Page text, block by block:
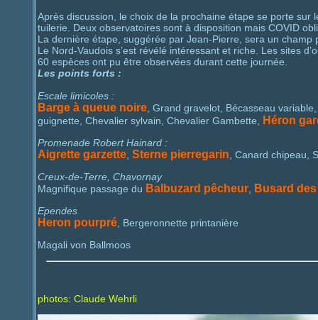
Après discussion, le choix de la prochaine étape se porte sur
tuilerie. Deux observatoires sont à disposition mais COVID
La dernière étape, suggérée par Jean-Pierre, sera un
Le Nord-Vaudois s’est révélé intéressant et riche. Les sites
60 espèces ont pu être observées durant cette journée.
Les points forts :
Escale limicoles :
Barge à queue noire , Grand gravelot, Bécasseau
guignette, Chevalier sylvain, Chevalier Gambette,
Héron
Promenade Robert Hainard :
Aigrette garzette Sterne pierregarin , Canard chipeau,
Creux-de-Terre, Chavornay
Magnifique passage du Balbuzard pêcheur Busard
Ependes
Heron pourpré , Bergeronnette printanière
Magali von Ballmoos
photos: Claude Wehrli